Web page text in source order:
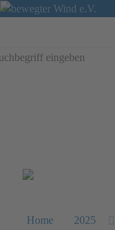
Sprache auswählen
Home 2025